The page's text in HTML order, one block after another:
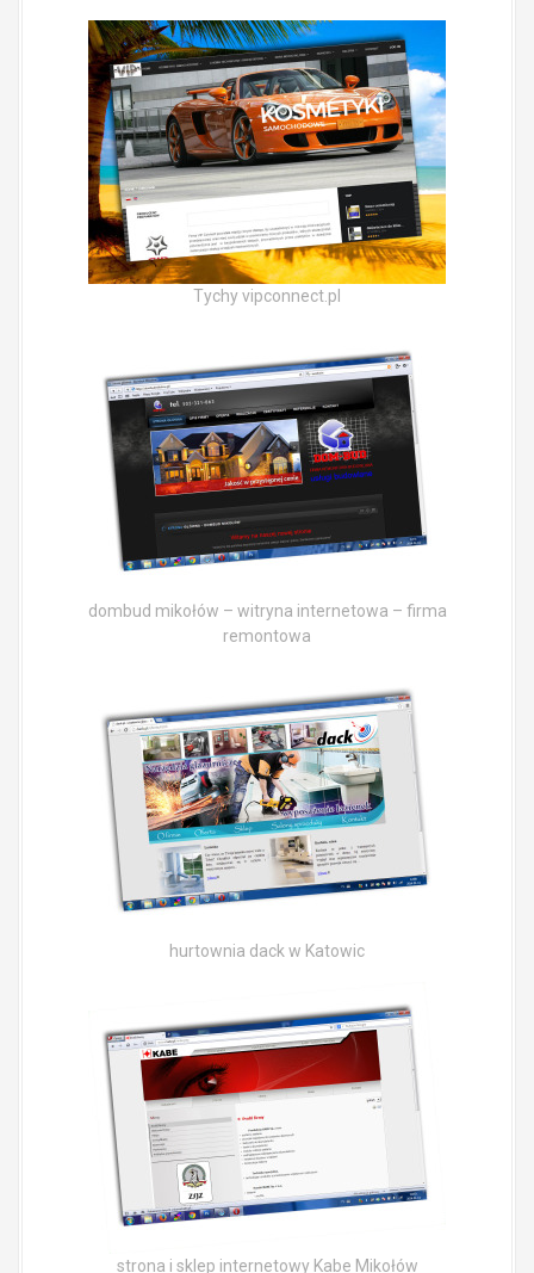
Tychy vipconnect.pl
dombud mikołów – witryna internetowa – firma
remontowa
hurtownia dack w Katowic
strona i sklep internetowy Kabe Mikołów